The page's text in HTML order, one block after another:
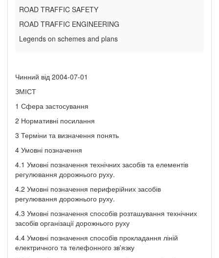
ROAD TRAFFIC SAFETY
ROAD TRAFFIC ENGINEERING
Legends on schemes and plans
Чинний від 2004-07-01
ЗМІСТ
1 Сфера застосування
2 Нормативні посилання
3 Терміни та визначення понять
4 Умовні позначення
4.1 Умовні позначення технічних засобів та елементів
регулювання дорожнього руху.
4.2 Умовні позначення периферійних засобів
регулювання дорожнього руху.
4.3 Умовні позначення способів розташування технічних
засобів організації дорожнього руху
4.4 Умовні позначення способів прокладання ліній
електричного та телефонного зв'язку